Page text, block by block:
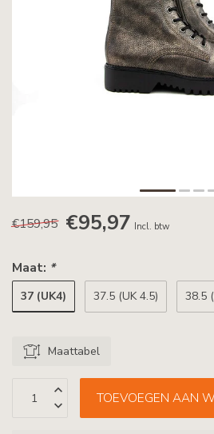
€159,95 €95,97 Incl. btw
Maat: *
37 (UK4) 37.5 (UK 4.5) 38.5
Maattabel
TOEVOEGEN AAN